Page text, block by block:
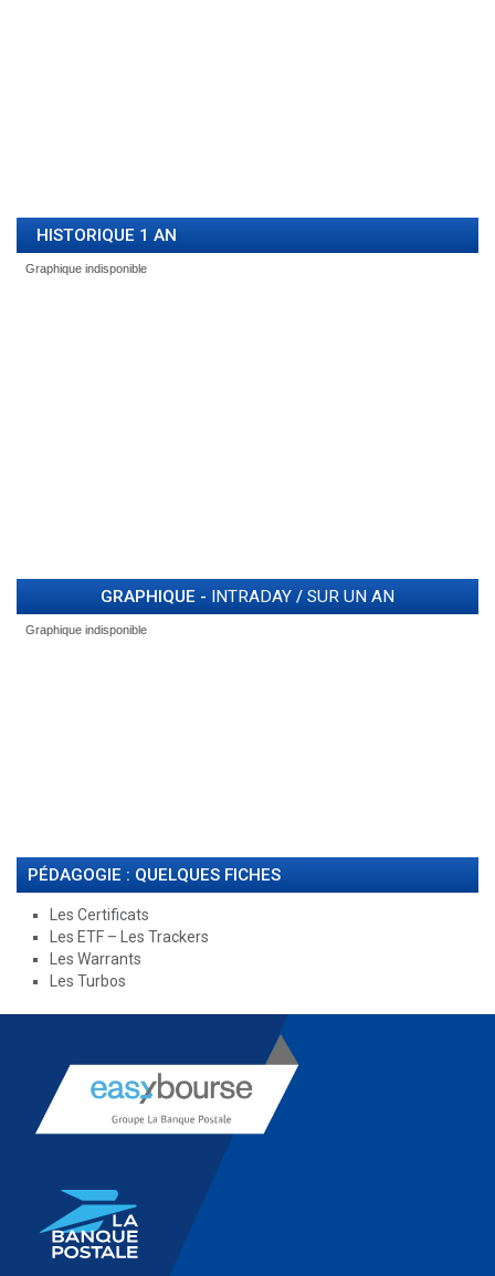
HISTORIQUE 1 AN
GRAPHIQUE - INTRADAY / SUR UN AN
PÉDAGOGIE : QUELQUES FICHES
Les Certificats
Les ETF – Les Trackers
Les Warrants
Les Turbos